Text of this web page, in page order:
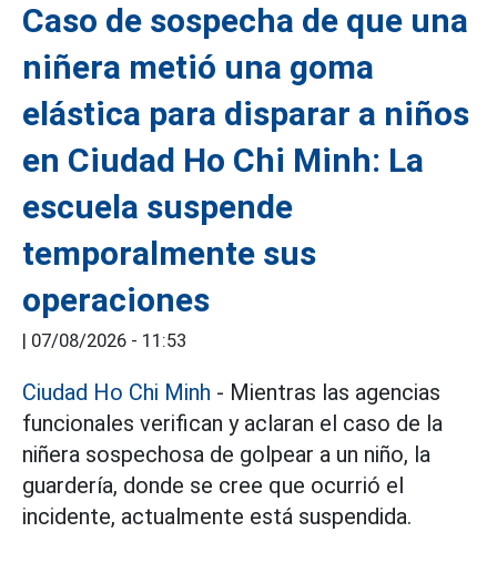
Caso de sospecha de que una
niñera metió una goma
elástica para disparar a niños
en Ciudad Ho Chi Minh: La
escuela suspende
temporalmente sus
operaciones
07/08/2026 - 11:53
Ciudad Ho Chi Minh - Mientras las agencias
funcionales verifican y aclaran el caso de la
niñera sospechosa de golpear a un niño, la
guardería, donde se cree que ocurrió el
incidente, actualmente está suspendida.